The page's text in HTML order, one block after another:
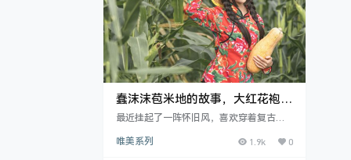
蠢沫沫苞米地的故事，大红花袍享
受着阳光普照
最近挂起了一阵怀旧风，喜欢穿着复古知
沫也带来了她的最新素材讲述.
唯美系列 1.9k 0